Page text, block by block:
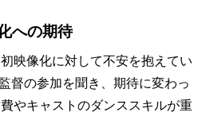
への期待
映像化に対して不安を抱えてい
督の参加を聞き、期待に変わっ
やキャストのダンススキルが重